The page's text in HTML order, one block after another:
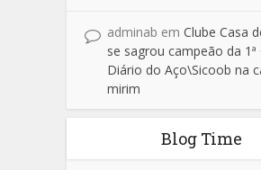
adminab em Clube Casa
se sagrou campeão da 1ª
Diário do Aço\Sicoob na
mirim
Blog Time